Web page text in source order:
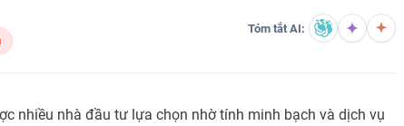
Tóm tắt AI:
nhiều nhà đầu tư lựa chọn nhờ tính minh bạch và dịch vụ